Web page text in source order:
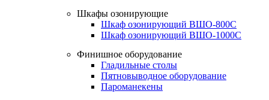
Шкафы озонирующие
Шкаф озонирующий ВШО-800С
Шкаф озонирующий ВШО-1000С
Финишное оборудование
Гладильные столы
Пятновыводное оборудование
Пароманекены